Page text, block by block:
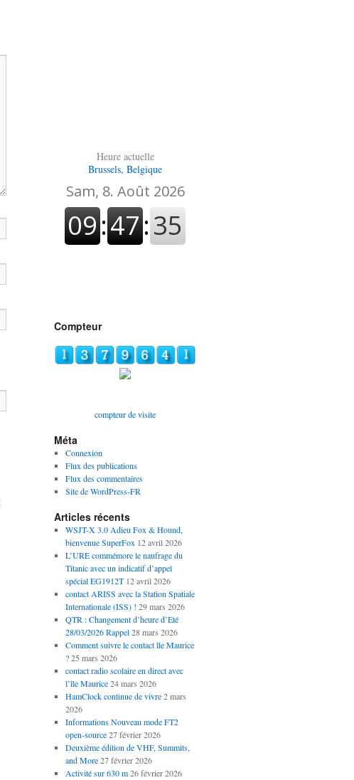
Heure actuelle
Brussels, Belgique
Compteur
compteur de visite
Méta
Connexion
Flux des publications
Flux des commentaires
Site de WordPress-FR
Articles récents
WSJT-X 3.0 Adieu Fox & Hound,
bienvenue SuperFox 12 avril 2026
L’URE commémore le naufrage du
Titanic avec un indicatif d’appel
spécial EG1912T 12 avril 2026
contact ARISS avec la Station Spatiale
Internationale (ISS) ! 29 mars 2026
QTR : Changement d’heure d’Eté
28/03/2026 Rappel 28 mars 2026
Comment suivre le contact île Maurice
? 25 mars 2026
contact radio scolaire en direct avec
l’île Maurice 24 mars 2026
HamClock continue de vivre 2 mars
2026
Informations Nouveau mode FT2
open-source 27 février 2026
Deuxième édition de VHF, Summits,
and More 27 février 2026
Activité sur 630 m 26 février 2026